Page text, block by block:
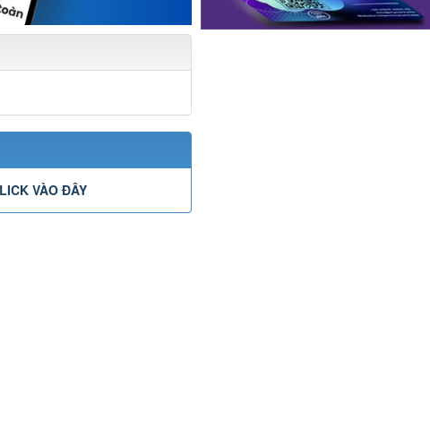
VÀO ĐÂY